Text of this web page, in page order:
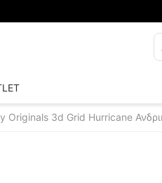
Originals 3d Grid Hurricane